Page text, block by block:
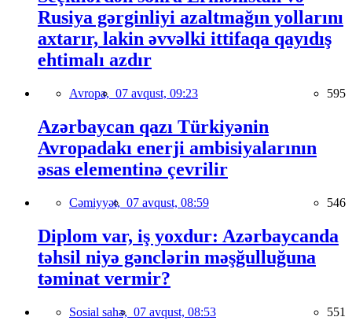
Rusiya gərginliyi azaltmağın yollarını
axtarır, lakin əvvəlki ittifaqa qayıdış
ehtimalı azdır
Avropa, 07 avqust, 09:23 595
Azərbaycan qazı Türkiyənin
Avropadakı enerji ambisiyalarının
əsas elementinə çevrilir
Cəmiyyət, 07 avqust, 08:59 546
Diplom var, iş yoxdur: Azərbaycanda
təhsil niyə gənclərin məşğulluğuna
təminat vermir?
Sosial sahə, 07 avqust, 08:53 551